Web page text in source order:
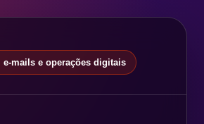
e-mails e operações digitais